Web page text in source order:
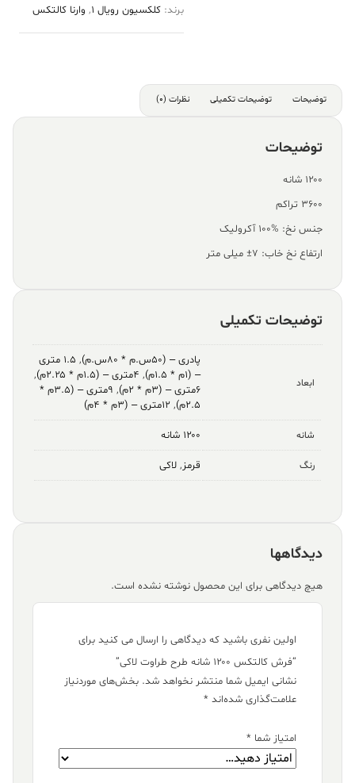
برند: کلکسیون رویال 1 , وارنا کالتکس
توضیحات توضیحات تکمیلی نظرات (0)
توضیحات
۱۲۰۰ شانه
۳۶۰۰ تراکم
جنس نخ: %100 آکرولیک
ارتفاع نخ خاب: ۷± میلی متر
توضیحات تکمیلی
ابعاد
پادری – (۵۰س.م * ۸۰س.م) ,
۱.۵ متری
– (۱م * ۱.۵م)
, ۴متری – (۱.۵م * ۲.۲۵م)
,
۶متری – (۳م * ۲م)
,
۹متری – (۳.۵م *
۲.۵م)
, ۱۲متری – (۳م * ۴م)
شانه ۱۲۰۰ شانه
رنگ قرمز, لاکی
دیدگاهها
هیچ دیدگاهی برای این محصول نوشته نشده است.
اولین نفری باشید که دیدگاهی را ارسال می کنید برای
“فرش کالتکس ۱۲۰۰ شانه طرح طراوت لاکی”
نشانی ایمیل شما منتشر نخواهد شد. بخش‌های موردنیاز
علامت‌گذاری شده‌اند *
امتیاز شما *